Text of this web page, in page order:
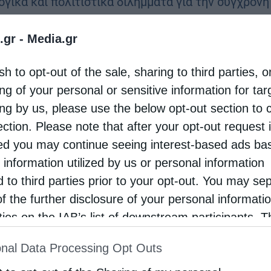
- Media.gr
to opt-out of the sale, sharing to third parties,
of your personal or sensitive information for
by us, please use the below opt-out section to
Please note that after your opt-out request
you may continue seeing interest-based ads
information utilized by us or personal information
to third parties prior to your opt-out. You may
the further disclosure of your personal
on the IAB’s list of downstream participants.
of Downstream Participantsthat may further
Data Processing Opt Outs
μμ ο πρωτοπρεσβύτερος Νικόλαος
Η …